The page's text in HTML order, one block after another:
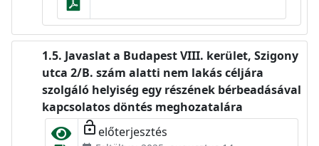
Javaslat a Budapest VIII. kerület, Szigony
utca 2/B. szám alatti nem lakás céljára
szolgáló helyiség egy részének bérbeadásával
kapcsolatos döntés meghozatalára
lock_open előterjesztés